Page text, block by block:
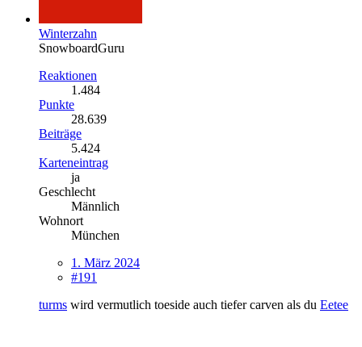
Winterzahn
SnowboardGuru
Reaktionen
1.484
Punkte
28.639
Beiträge
5.424
Karteneintrag
ja
Geschlecht
Männlich
Wohnort
München
1. März 2024
#191
turms wird vermutlich toeside auch tiefer carven als du Eetee